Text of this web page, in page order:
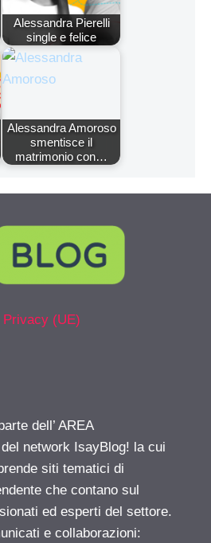
Alessandra Pierelli
single e felice
Alessandra Amoroso
smentisce il
matrimonio con…
Privacy (UE)
dell’ AREA
network IsayBlog! la cui
siti tematici di
che contano sul
ed esperti del settore.
e collaborazioni: